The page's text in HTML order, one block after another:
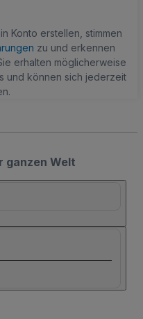
Konto erstellen, stimmen
zu und erkennen
erhalten möglicherweise
und können sich jederzeit
ganzen Welt